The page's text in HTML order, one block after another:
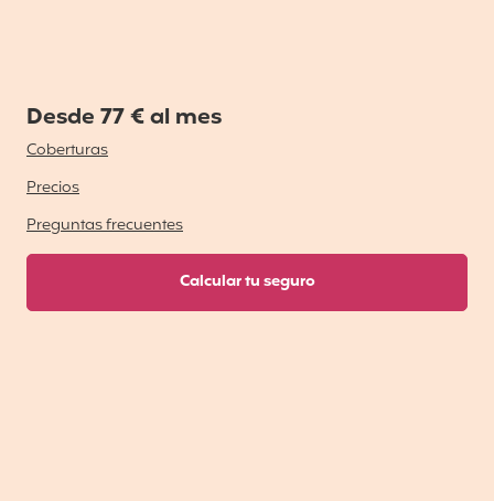
Desde 77 € al mes
Coberturas
Precios
Preguntas frecuentes
Calcular tu seguro